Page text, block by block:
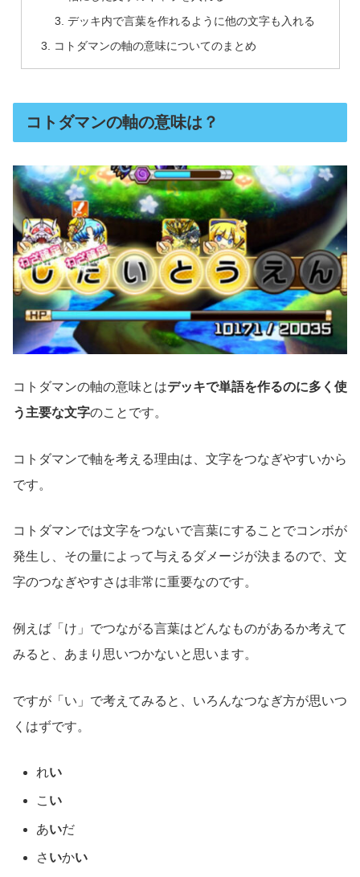
デッキ内で言葉を作れるように他の文字も入れる
コトダマンの軸の意味についてのまとめ
コトダマンの軸の意味は？
コトダマンの軸の意味とはデッキで単語を作るのに多く使
う主要な文字のことです。
コトダマンで軸を考える理由は、文字をつなぎやすいから
です。
コトダマンでは文字をつないで言葉にすることでコンボが
発生し、その量によって与えるダメージが決まるので、文
字のつなぎやすさは非常に重要なのです。
例えば「け」でつながる言葉はどんなものがあるか考えて
みると、あまり思いつかないと思います。
ですが「い」で考えてみると、いろんなつなぎ方が思いつ
くはずです。
れい
こ い
あいだ
さ いかい